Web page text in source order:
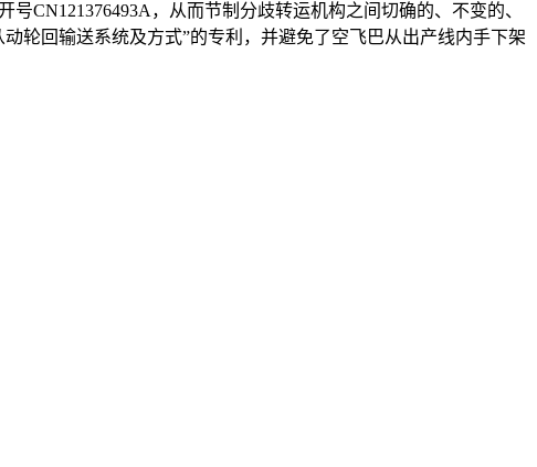
CN121376493A，从而节制分歧转运机构之间切确的、不变的、
轮回输送系统及方式”的专利，并避免了空飞巴从出产线内手下架